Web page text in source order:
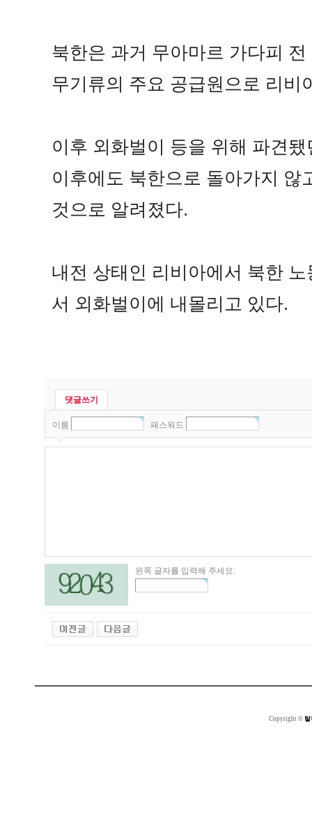
북한은 과거 무아마르 가다피
무기류의 주요 공급원으로 리비
이후 외화벌이 등을 위해 파견
이후에도 북한으로 돌아가지 않
것으로 알려졌다.
내전 상태인 리비아에서 북한
서 외화벌이에 내몰리고 있다.
댓글쓰기
이름 패스워드
왼쪽 글자를 입력해 주세요.
Copyright ©